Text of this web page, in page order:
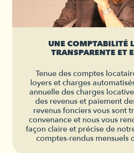
UNE COMPTABILITÉ
TRANSPARENTE ET
Tenue des comptes
loyers et charges
annuelle des charges
des revenus et paiement
revenus fonciers vous sont
convenance et nous vous
façon claire et précise de
comptes-rendus mensuels